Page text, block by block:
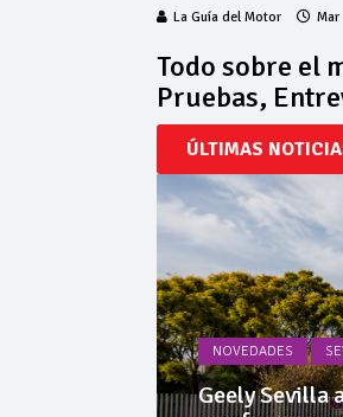
La Guía del Motor Mar
Todo sobre el
Pruebas,
ÚLTIMAS
NOVEDADES
Geely Sevilla